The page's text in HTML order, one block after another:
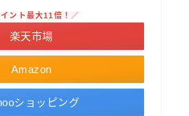
Amazon
ント最大11倍！／
楽天市場
ショッピング